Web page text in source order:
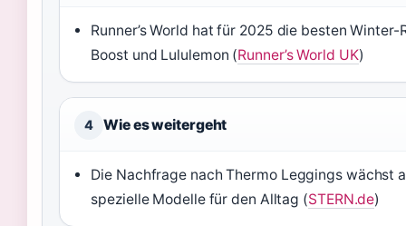
Runner’s World hat für 2025 die besten
Boost und Lululemon (Runner’s World UK)
4 Wie es weitergeht
Die Nachfrage nach Thermo Leggings wächst
spezielle Modelle für den Alltag (STERN.de)